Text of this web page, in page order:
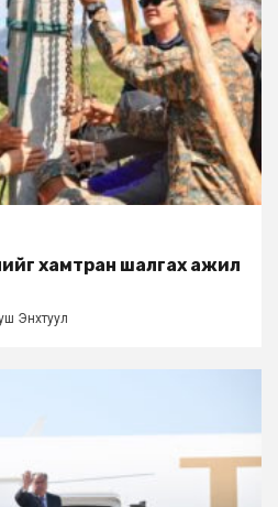
хамтран шалгах ажил
Энхтуул